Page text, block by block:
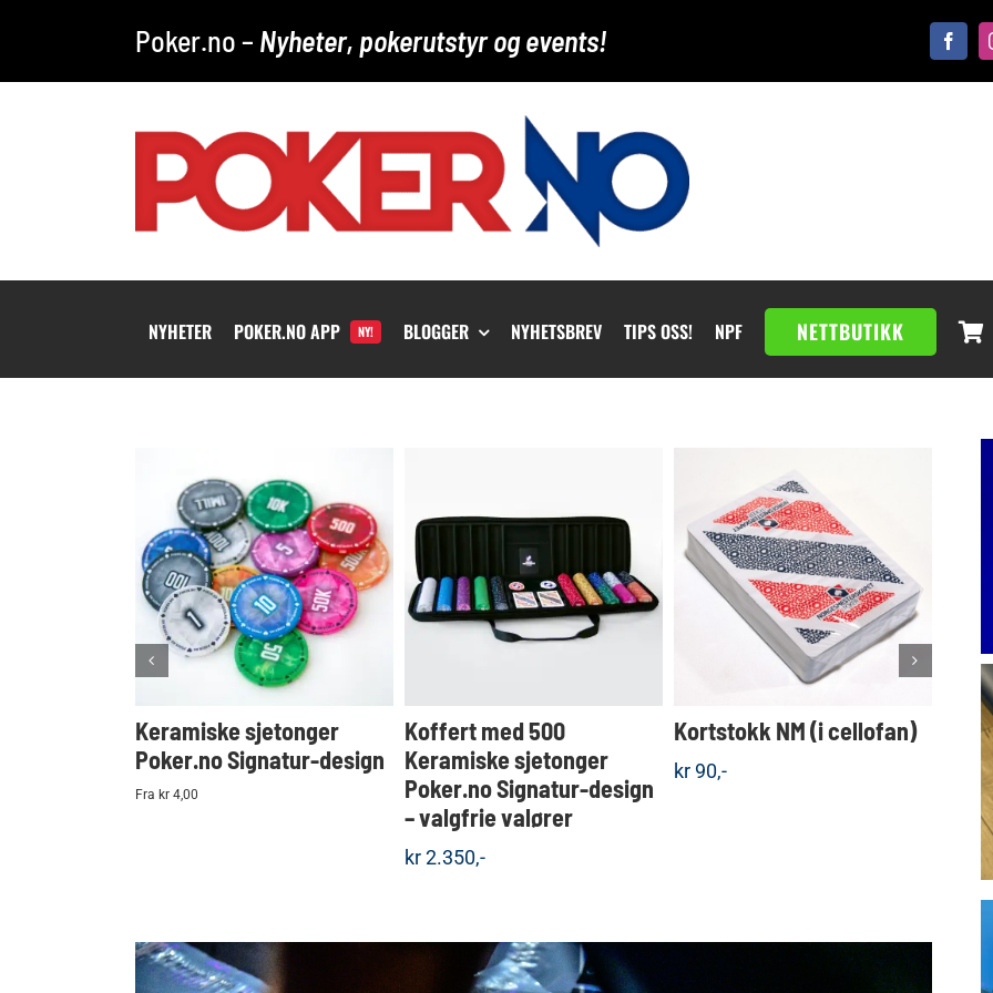
Poker.no – Nyheter, pokerutstyr og events!
NYHETER POKER.NO APP NY! BLOGGER NYHETSBREV TIPS OSS! NPF NETTBUTIKK
KJØP
Detaljer
Keramiske sjetonger
Poker.no Signatur-design
Fra kr 4,00
KJØP
Detaljer
Koffert med 500
Keramiske sjetonger
Poker.no Signatur-design
– valgfrie valører
kr2.350,-
KJØPDette
produktet
har
flere
varianter.
Alternativene
på
produktsiden
Detaljer
Kortstokk NM (i cellofan)
kr90,-